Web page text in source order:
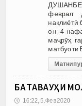
феврал
нақлиётӣ
он 4
маҷрӯҳ
матбуоти
Матни
БА ТАВАҶҶУҲИ
🕔 16:22, 5.Фев 2020